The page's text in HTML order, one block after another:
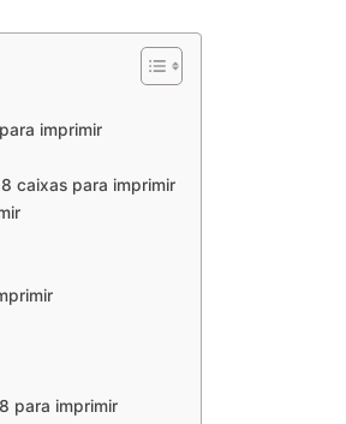
imprimir
caixas para imprimir
para imprimir